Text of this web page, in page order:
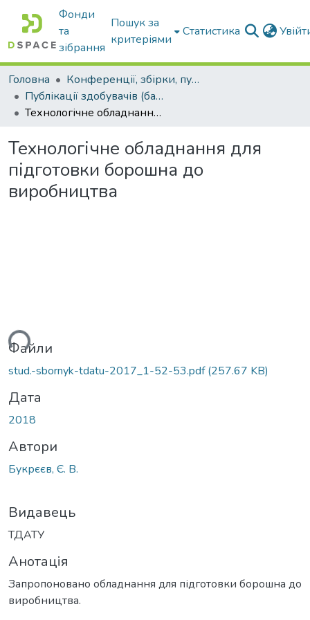
Фонди
та
зібрання
Пошук за
критеріями
Статистика
Головна
Конференції, збірки, публікації молодих вчених і здобувачів : магістрів, бакалаврів, аспірантів.
Публікації здобувачів (бакалаврів. магістрів, аспірантів)
Технологічне обладнання для підготовки борошна до виробництва
Технологічне обладнання для
підготовки борошна до
виробництва
Файли
stud.-sbornyk-tdatu-2017_1-52-53.pdf(257.67 KB)
Дата
2018
Автори
Букрєєв, Є. В.
Видавець
ТДАТУ
Анотація
Запропоновано обладнання для підготовки борошна до
виробництва.